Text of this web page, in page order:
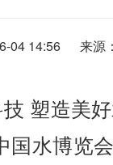
04 14:56 来源
塑造美
水博览